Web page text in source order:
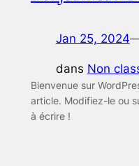
Jan 25, 2024
dans Non
Bienvenue sur
article. Modifiez-le ou
à écrire !